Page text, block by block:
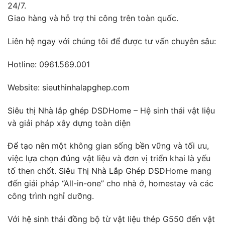
24/7.
Giao hàng và hỗ trợ thi công trên toàn quốc.
Liên hệ ngay với chúng tôi để được tư vấn chuyên sâu:
Hotline: 0961.569.001
Website: sieuthinhalapghep.com
Siêu thị Nhà lắp ghép DSDHome – Hệ sinh thái vật liệu
và giải pháp xây dựng toàn diện
Để tạo nên một không gian sống bền vững và tối ưu,
việc lựa chọn đúng vật liệu và đơn vị triển khai là yếu
tố then chốt. Siêu Thị Nhà Lắp Ghép DSDHome mang
đến giải pháp “All-in-one” cho nhà ở, homestay và các
công trình nghỉ dưỡng.
Với hệ sinh thái đồng bộ từ vật liệu thép G550 đến vật